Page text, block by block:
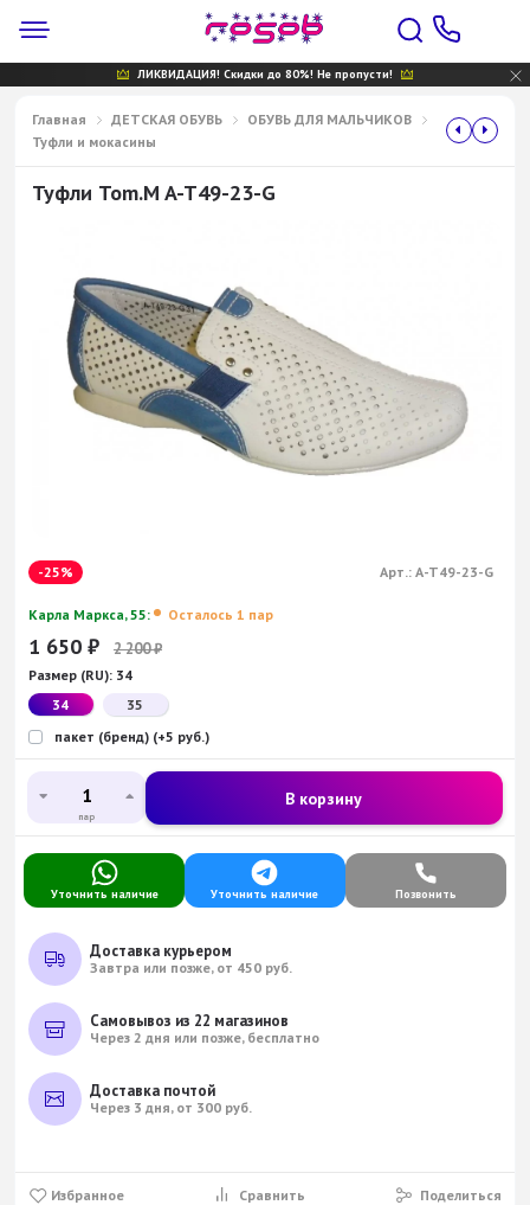
ЛИКВИДАЦИЯ! Скидки до 80%! Не пропусти!
Главная ДЕТСКАЯ ОБУВЬ
ОБУВЬ ДЛЯ МАЛЬЧИКОВ
Туфли и мокасины
Туфли Tom.M A-T49-23-G
-25% Арт.:A-T49-23-G
Карла Маркса, 55: Осталось 1 пар
1 650 ₽ 2 200₽
Размер (RU): 34
34
35
пакет (бренд) (+5 руб.)
пар
В корзину
Уточнить наличие Уточнить наличие Позвонить
Доставка курьером
Завтра или позже, от 450 руб.
Самовывоз из 22 магазинов
Через 2 дня или позже, бесплатно
Доставка почтой
Через 3 дня, от 300 руб.
Избранное Сравнить Поделиться